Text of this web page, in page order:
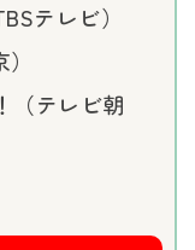
テレビ）
（テレビ朝